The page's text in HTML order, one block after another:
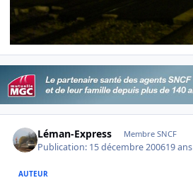
Léman-Express Membre SNCF
Publication: 15 décembre 200619 ans
AUTEUR